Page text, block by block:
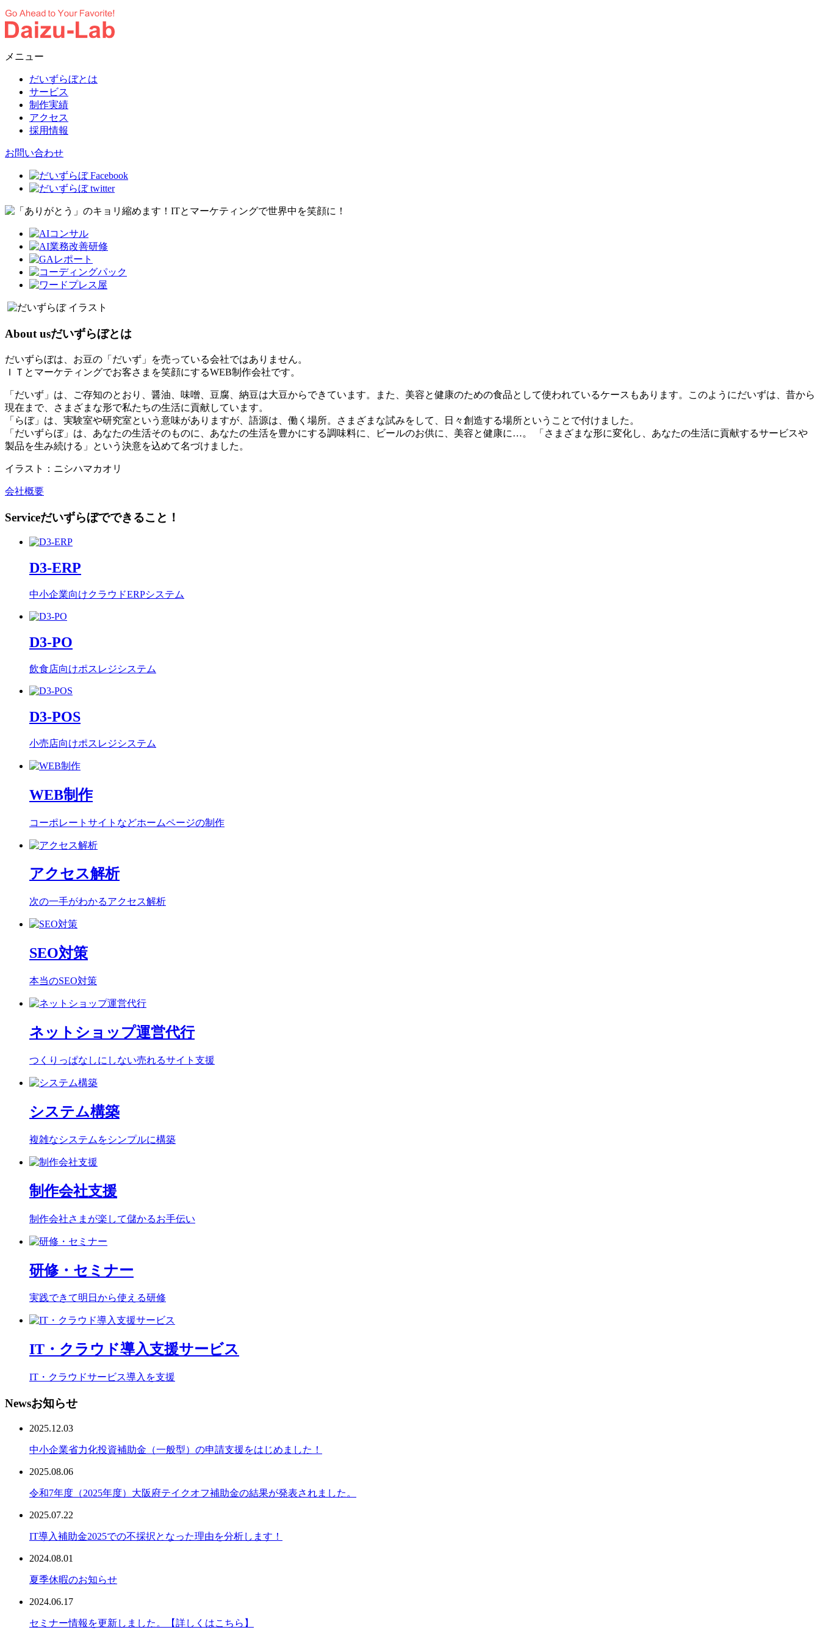
メニュー
だいずらぼとは
サービス
制作実績
アクセス
採用情報
お問い合わせ
About usだいずらぼとは
だいずらぼは、お豆の「だいず」を売っている会社ではありません。
ＩＴとマーケティングでお客さまを笑顔にするWEB制作会社です。
「だいず」は、ご存知のとおり、醤油、味噌、豆腐、納豆は大豆からできています。また、美容と健康のための食品として使われているケースもあります。このようにだいずは、昔から
現在まで、さまざまな形で私たちの生活に貢献しています。
「らぼ」は、実験室や研究室という意味がありますが、語源は、働く場所。さまざまな試みをして、日々創造する場所ということで付けました。
「だいずらぼ」は、あなたの生活そのものに、あなたの生活を豊かにする調味料に、ビールのお供に、美容と健康に…。 「さまざまな形に変化し、あなたの生活に貢献するサービスや
製品を生み続ける」という決意を込めて名づけました。
イラスト：ニシハマカオリ
会社概要
Serviceだいずらぼでできること！
D3-ERP
中小企業向けクラウドERPシステム
D3-PO
飲食店向けポスレジシステム
D3-POS
小売店向けポスレジシステム
WEB制作
コーポレートサイトなどホームページの制作
アクセス解析
次の一手がわかるアクセス解析
SEO対策
本当のSEO対策
ネットショップ運営代行
つくりっぱなしにしない売れるサイト支援
システム構築
複雑なシステムをシンプルに構築
制作会社支援
制作会社さまが楽して儲かるお手伝い
研修・セミナー
実践できて明日から使える研修
IT・クラウド導入支援サービス
IT・クラウドサービス導入を支援
Newsお知らせ
2025.12.03
中小企業省力化投資補助金（一般型）の申請支援をはじめました！
2025.08.06
令和7年度（2025年度）大阪府テイクオフ補助金の結果が発表されました。
2025.07.22
IT導入補助金2025での不採択となった理由を分析します！
2024.08.01
夏季休暇のお知らせ
2024.06.17
セミナー情報を更新しました。【詳しくはこちら】